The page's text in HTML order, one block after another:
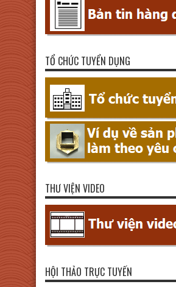
TỔ CHỨC TUYỂN DỤNG
THƯ VIỆN VIDEO
HỘI THẢO TRỰC TUYẾN